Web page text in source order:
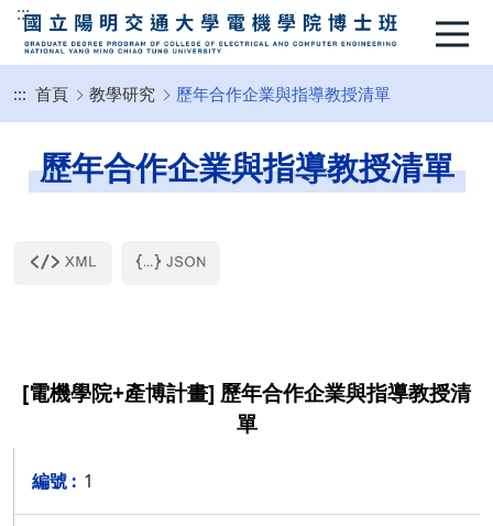
:::
::: 首頁 教學研究 歷年合作企業與指導教授清單
歷年合作企業與指導教授清單
[電機學院+產博計畫] 歷年合作企業與指導教授清
單
1